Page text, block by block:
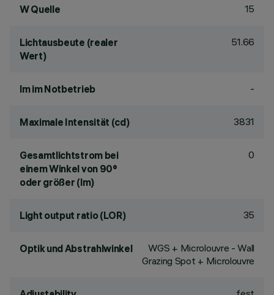
W Quelle 15
Lichtausbeute (realer
Wert)
51.66
lm im Notbetrieb -
Maximale Intensität (cd) 3831
Gesamtlichtstrom bei
einem Winkel von 90°
oder größer (lm)
0
Light output ratio (LOR) 35
Optik und Abstrahlwinkel
WGS + Microlouvre - Wall
Grazing Spot + Microlouvre